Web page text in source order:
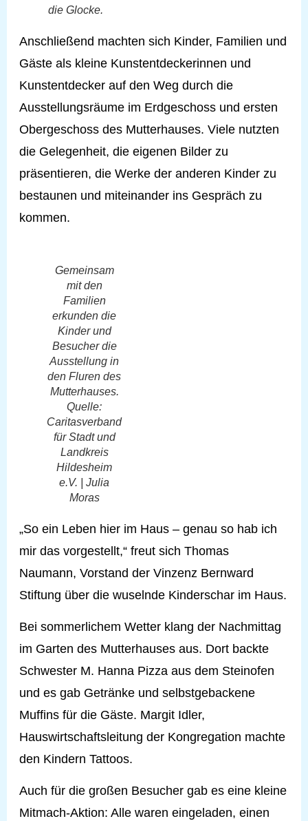
die Glocke.
Anschließend machten sich Kinder, Familien und
Gäste als kleine Kunstentdeckerinnen und
Kunstentdecker auf den Weg durch die
Ausstellungsräume im Erdgeschoss und ersten
Obergeschoss des Mutterhauses. Viele nutzten
die Gelegenheit, die eigenen Bilder zu
präsentieren, die Werke der anderen Kinder zu
bestaunen und miteinander ins Gespräch zu
kommen.
Gemeinsam
mit den
Familien
erkunden die
Kinder und
Besucher die
Ausstellung in
den Fluren des
Mutterhauses.
Quelle:
Caritasverband
für Stadt und
Landkreis
Hildesheim
e.V. | Julia
Moras
„So ein Leben hier im Haus – genau so hab ich
mir das vorgestellt,“ freut sich Thomas
Naumann, Vorstand der Vinzenz Bernward
Stiftung über die wuselnde Kinderschar im Haus.
Bei sommerlichem Wetter klang der Nachmittag
im Garten des Mutterhauses aus. Dort backte
Schwester M. Hanna Pizza aus dem Steinofen
und es gab Getränke und selbstgebackene
Muffins für die Gäste. Margit Idler,
Hauswirtschaftsleitung der Kongregation machte
den Kindern Tattoos.
Auch für die großen Besucher gab es eine kleine
Mitmach-Aktion: Alle waren eingeladen, einen